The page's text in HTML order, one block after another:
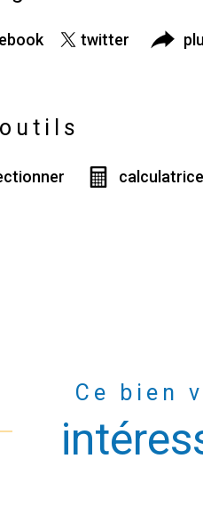
twitter
calculatrice
Ce bien